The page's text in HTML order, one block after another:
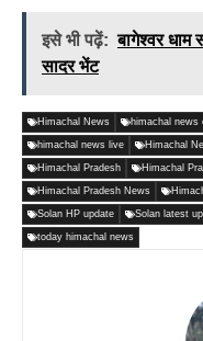
इसे भी पढ़ें: बागेश्वर धाम
सादर भेंट
Himachal News himachal news
himachal news live Himachal
Himachal Pradesh Himachal
Himachal Pradesh News
Solan HP update Solan latest
today himachal news